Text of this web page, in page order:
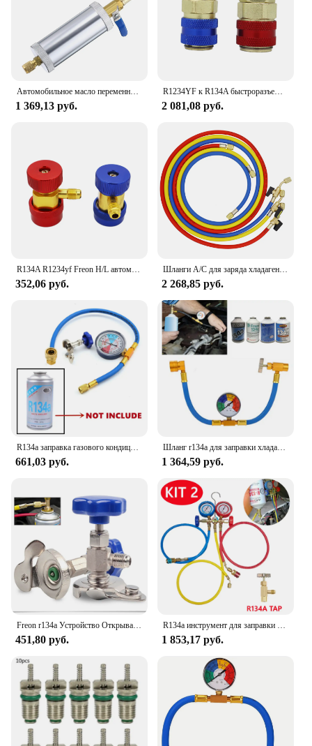
Автомобильное масло переменного тока, Φ 1/4 "разъем SAE Для R134a R22 R12, хладагент, 2 унции A/C, аксессуары для впрыска автомобильного кондиционера
1 369,13 руб.
R1234YF к R134A быстроразъемный адаптер, соединительный шланг адаптер для зарядки переменного тока автомобильного кондиционера
2 081,08 руб.
R134A R1234yf Freon H/L автомобильный разъем быстрого соединения адаптеры для кондиционера хладагент регулируемый коллектор манометр набор
352,06 руб.
Шланги A/C для заряда хладагента 1,6 м с шаровыми клапанами HVAC 1/4 дюйма SAE подходят для R134A R12 R22 R502 с добавлением охлаждающей жидкости и кондиционированием воздуха
2 268,85 руб.
R134a заправка газового кондиционера, инструмент для заправки хладагента, автомобильный Кондиционер, автомобильный комплект для заправки охлаждения r134a
661,03 руб.
Шланг r134a для заправки хладагента, шланг для автомобильного кондиционирования воздуха, заряжаемый манометр 1/2 дюйма ACME r134a, Заправка для газого хладагента, кондиционирования воздуха
1 364,59 руб.
451,80 руб. 1 853,17 руб.